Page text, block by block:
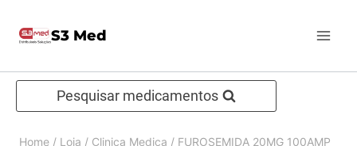
para
Conteúdo
S3 Med
Pesquisar medicamentos
Home / Loja / Clinica Medica / FUROSEMIDA 20MG 100AMP